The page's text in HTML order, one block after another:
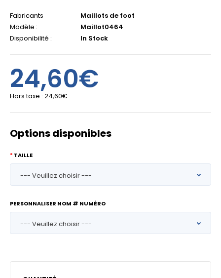
Fabricants
Maillots de foot
Modèle :
Maillot0464
Disponibilité :
In Stock
24,60€
Hors taxe : 24,60€
Options disponibles
TAILLE
PERSONNALISER NOM # NUMÉRO